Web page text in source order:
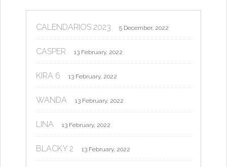
CALENDARIOS 2023 5 December, 2022
CASPER 13 February, 2022
KIRA 6 13 February, 2022
WANDA 13 February, 2022
LINA 13 February, 2022
BLACKY 2 13 February, 2022